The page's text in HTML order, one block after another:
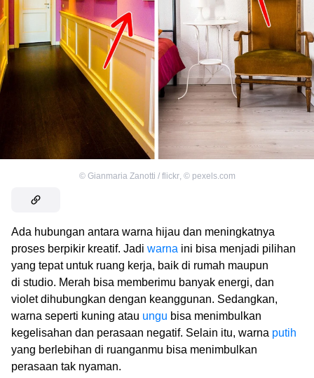
© Gianmaria Zanotti / flickr, © pexels.com
Ada hubungan antara warna hijau dan meningkatnya
proses berpikir kreatif. Jadi warna ini bisa menjadi pilihan
yang tepat untuk ruang kerja, baik di rumah maupun
di studio. Merah bisa memberimu banyak energi, dan
violet dihubungkan dengan keanggunan. Sedangkan,
warna seperti kuning atau ungu bisa menimbulkan
kegelisahan dan perasaan negatif. Selain itu, warna putih
yang berlebihan di ruanganmu bisa menimbulkan
perasaan tak nyaman.